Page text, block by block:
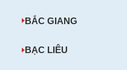
BẮC GIANG
BẠC LIÊU